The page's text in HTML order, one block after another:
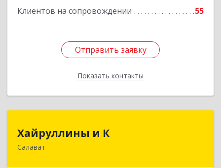
Клиентов на сопровождении 55
Отправить заявку
Показать контакты
Отправить заявку
Назад
Хайруллины и К
Салават